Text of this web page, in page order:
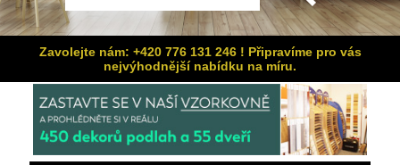
Zavolejte nám: +420 776 131 246 ! Připravíme pro vás
nejvýhodnější nabídku na míru.